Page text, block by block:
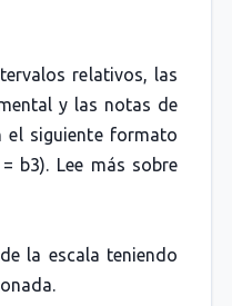
relativos, las
y las notas de
el siguiente formato
b3). Lee más sobre
la escala teniendo